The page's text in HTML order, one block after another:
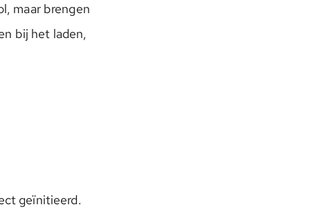
maar brengen
bij het laden,
geïnitieerd.